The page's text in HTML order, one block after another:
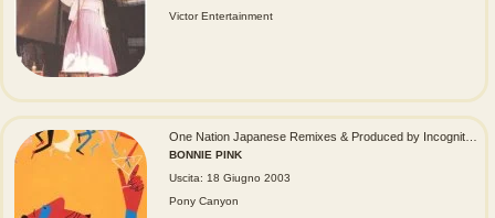
Victor Entertainment
BONNIE PINK
Uscita: 18 Giugno 2003
Pony Canyon